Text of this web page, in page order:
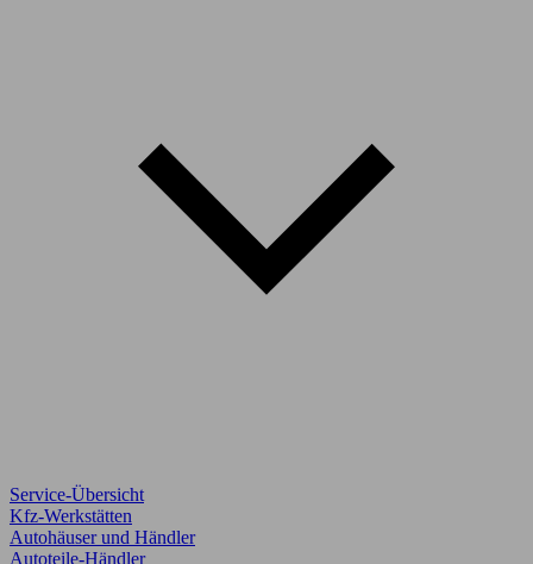
Service-Übersicht
Kfz-Werkstätten
Autohäuser und Händler
Autoteile-Händler